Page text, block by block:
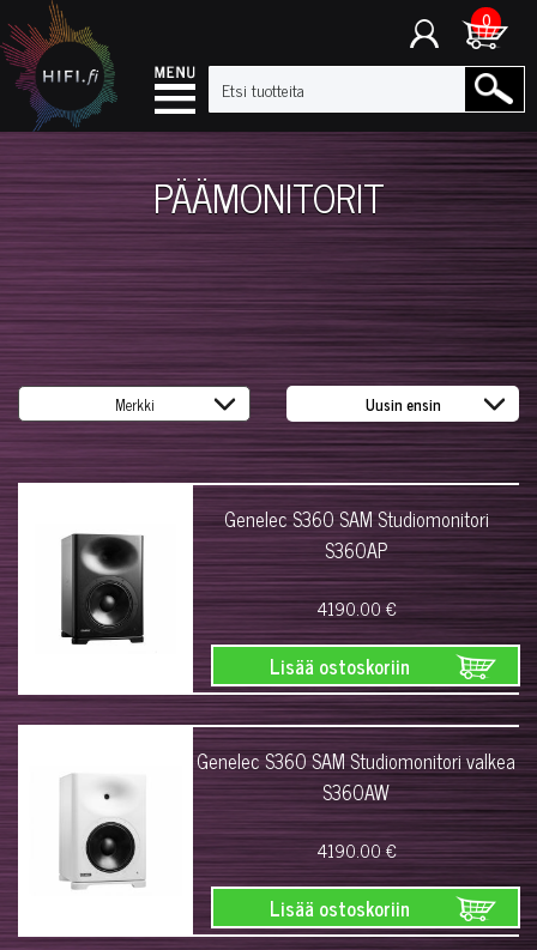
0
PÄÄMONITORIT
Genelec S360 SAM Studiomonitori
S360AP
4190.00 €
Lisää ostoskoriin
Genelec S360 SAM Studiomonitori valkea
S360AW
4190.00 €
Lisää ostoskoriin